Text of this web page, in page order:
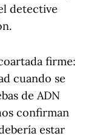
detective
firme:
cuando se
de ADN
confirman
estar